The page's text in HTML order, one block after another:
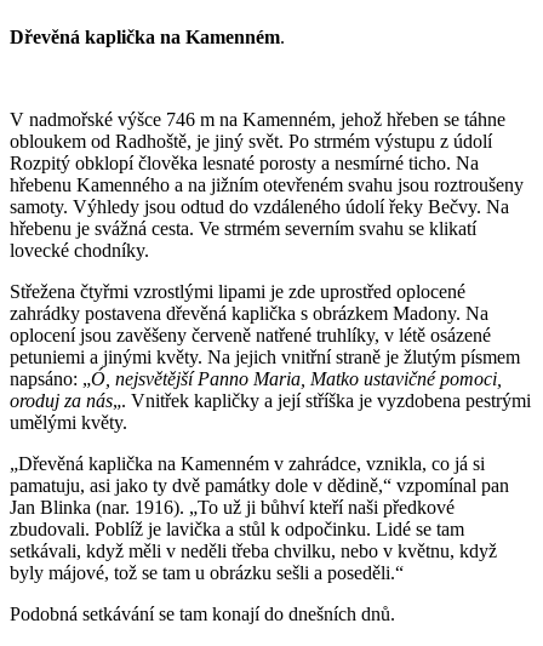
Dřevěná kaplička na Kamenném.
V nadmořské výšce 746 m na Kamenném, jehož hřeben se táhne
obloukem od Radhoště, je jiný svět. Po strmém výstupu z údolí
Rozpitý obklopí člověka lesnaté porosty a nesmírné ticho. Na
hřebenu Kamenného a na jižním otevřeném svahu jsou roztroušeny
samoty. Výhledy jsou odtud do vzdáleného údolí řeky Bečvy. Na
hřebenu je svážná cesta. Ve strmém severním svahu se klikatí
lovecké chodníky.
Střežena čtyřmi vzrostlými lipami je zde uprostřed oplocené
zahrádky postavena dřevěná kaplička s obrázkem Madony. Na
oplocení jsou zavěšeny červeně natřené truhlíky, v létě osázené
petuniemi a jinými květy. Na jejich vnitřní straně je žlutým písmem
napsáno: „Ó, nejsvětější Panno Maria, Matko ustavičné pomoci,
oroduj za nás„. Vnitřek kapličky a její stříška je vyzdobena pestrými
umělými květy.
„Dřevěná kaplička na Kamenném v zahrádce, vznikla, co já si
pamatuju, asi jako ty dvě památky dole v dědině,“ vzpomínal pan
Jan Blinka (nar. 1916). „To už ji bůhví kteří naši předkové
zbudovali. Poblíž je lavička a stůl k odpočinku. Lidé se tam
setkávali, když měli v neděli třeba chvilku, nebo v květnu, když
byly májové, tož se tam u obrázku sešli a poseděli.“
Podobná setkávání se tam konají do dnešních dnů.